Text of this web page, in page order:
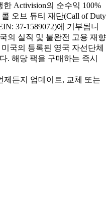
Activision의 순수익 100%
오브 듀티 재단(Call of Duty
37-1589072)에 기부됩니
의 실직 및 불완전 고용 재향
국의 등록된 영국 자선단체
. 해당 팩을 구매하는 즉시
제든지 업데이트, 교체 또는